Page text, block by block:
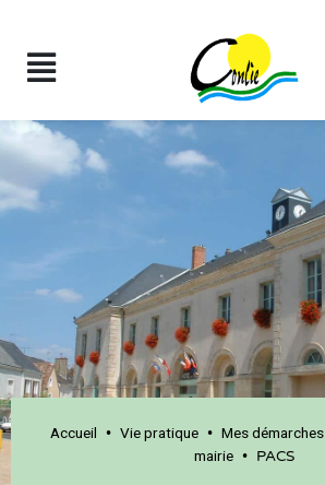
Accueil • Vie pratique • Mes démarches
mairie • PACS